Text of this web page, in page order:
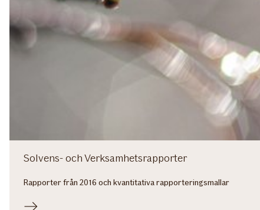
Solvens- och Verksamhetsrapporter
Rapporter från 2016 och kvantitativa rapporteringsmallar